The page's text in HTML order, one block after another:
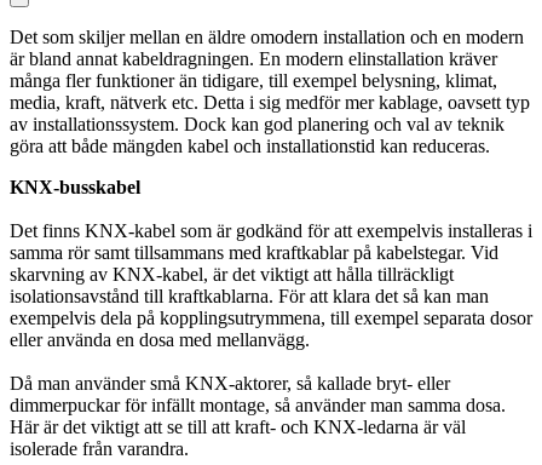
Det som skiljer mellan en äldre omodern installation och en modern
är bland annat kabeldragningen. En modern elinstallation kräver
många fler funktioner än tidigare, till exempel belysning, klimat,
media, kraft, nätverk etc. Detta i sig medför mer kablage, oavsett typ
av installationssystem. Dock kan god planering och val av teknik
göra att både mängden kabel och installationstid kan reduceras.
KNX-busskabel
Det finns KNX-kabel som är godkänd för att exempelvis installeras i
samma rör samt tillsammans med kraftkablar på kabelstegar. Vid
skarvning av KNX-kabel, är det viktigt att hålla tillräckligt
isolationsavstånd till kraftkablarna. För att klara det så kan man
exempelvis dela på kopplingsutrymmena, till exempel separata dosor
eller använda en dosa med mellanvägg.
Då man använder små KNX-aktorer, så kallade bryt- eller
dimmerpuckar för infällt montage, så använder man samma dosa.
Här är det viktigt att se till att kraft- och KNX-ledarna är väl
isolerade från varandra.